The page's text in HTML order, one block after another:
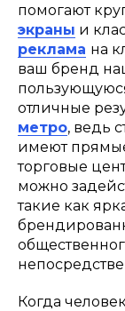
помогают
экраны и
реклама на
ваш бренд
отличные
метро, ведь
имеют
торговые
можно
такие как
Когда